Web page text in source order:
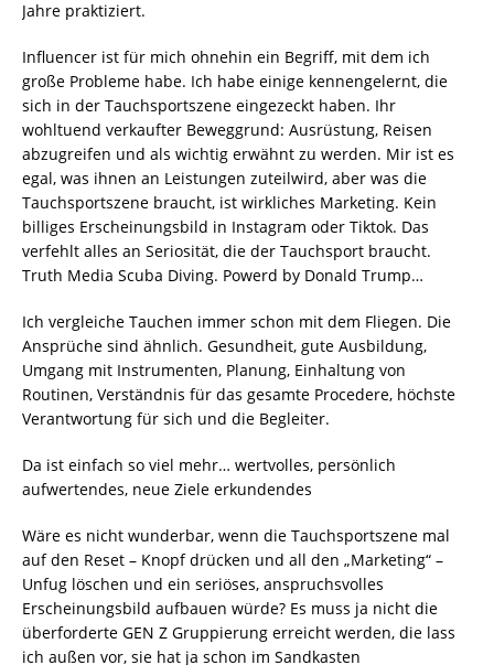
Jahre praktiziert.
Influencer ist für mich ohnehin ein Begriff, mit dem ich
große Probleme habe. Ich habe einige kennengelernt, die
sich in der Tauchsportszene eingezeckt haben. Ihr
wohltuend verkaufter Beweggrund: Ausrüstung, Reisen
abzugreifen und als wichtig erwähnt zu werden. Mir ist es
egal, was ihnen an Leistungen zuteilwird, aber was die
Tauchsportszene braucht, ist wirkliches Marketing. Kein
billiges Erscheinungsbild in Instagram oder Tiktok. Das
verfehlt alles an Seriosität, die der Tauchsport braucht.
Truth Media Scuba Diving. Powerd by Donald Trump…
Ich vergleiche Tauchen immer schon mit dem Fliegen. Die
Ansprüche sind ähnlich. Gesundheit, gute Ausbildung,
Umgang mit Instrumenten, Planung, Einhaltung von
Routinen, Verständnis für das gesamte Procedere, höchste
Verantwortung für sich und die Begleiter.
Da ist einfach so viel mehr… wertvolles, persönlich
aufwertendes, neue Ziele erkundendes
Wäre es nicht wunderbar, wenn die Tauchsportszene mal
auf den Reset – Knopf drücken und all den „Marketing“ –
Unfug löschen und ein seriöses, anspruchsvolles
Erscheinungsbild aufbauen würde? Es muss ja nicht die
überforderte GEN Z Gruppierung erreicht werden, die lass
ich außen vor, sie hat ja schon im Sandkasten